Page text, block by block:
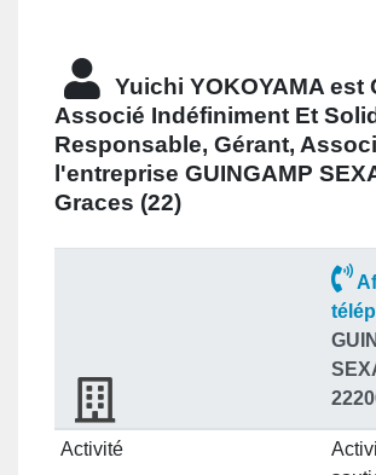
Yuichi YOKOYAMA est
Associé Indéfiniment Et
Responsable, Gérant,
l'entreprise GUINGAMP
Graces (22)
Activité